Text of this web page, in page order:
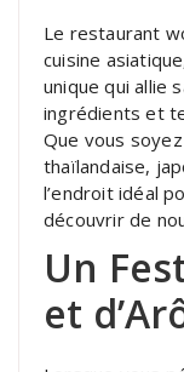
Le restaurant
cuisine
unique qui allie
ingrédients et
Que vous
thaïlandaise,
l’endroit idéal
découvrir de
Un
et